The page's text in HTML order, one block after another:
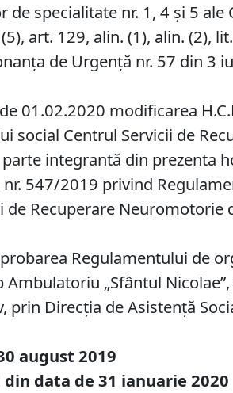
specialitate nr. 1, 4 și 5 ale
art. 129, alin. (1), alin. (2), lit.
de Urgență nr. 57 din 3
01.02.2020 modificarea
social Centrul Servicii de
integrantă din prezenta
nr. 547/2019 privind
Recuperare Neuromotorie
Regulamentului de
„Sfântul
prin Direcţia de Asistență
0 august2019
data de 31 ianuarie 2020